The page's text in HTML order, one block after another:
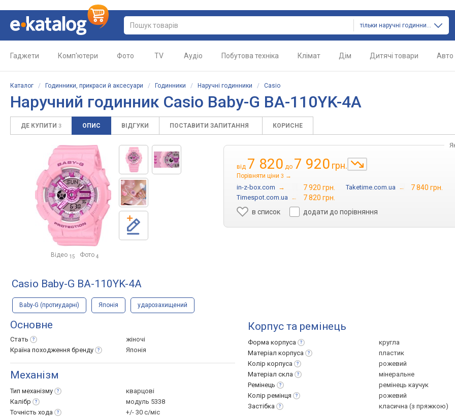
тільки наручні годинники
Гаджети Комп'ютери Фото TV Аудіо Побутова техніка Клімат Дім Дитячі товари Авто
Каталог / Годинники, прикраси й аксесуари / Годинники / Наручні годинники / Casio
Наручний годинник Casio Baby-G BA-110YK-4A
ДЕ КУПИТИ 3 ОПИС ВІДГУКИ ПОСТАВИТИ ЗАПИТАННЯ КОРИСНЕ
Відео 15 Фото 4
від 7 820 до 7 920 грн.
Порівняти ціни 3 →
in-z-box.com → 7 920 грн. Taketime.com.ua → 7 840 грн.
Timespot.com.ua →
7 820 грн.
в список
додати до порівняння
Casio Baby-G BA-110YK-4A
Baby-G (протиударні) Японія ударозахищений
Основне
Стать
жіночі
Країна походження бренду Японія
Механізм
Тип механізму
кварцові
Калібр
модуль 5338
Точність хода
+/- 30 с/міс
Корпус та ремінець
Форма корпуса
кругла
Матеріал корпуса
пластик
Колір корпуса
рожевий
Матеріал скла
мінеральне
Ремінець
ремінець каучук
Колір ремінця
рожевий
Застібка
класична (з пряжкою)